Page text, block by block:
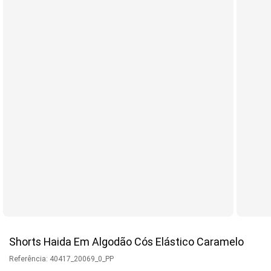
Shorts Haida Em Algodão Cós Elástico Caramelo
Referência: 40417_20069_0_PP